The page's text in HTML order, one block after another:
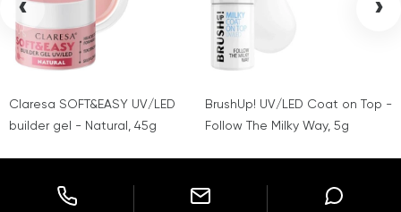
Claresa SOFT&EASY UV/LED
builder gel - Natural, 45g
BrushUp! UV/LED Coat on Top -
Follow The Milky Way, 5g
‹ ›